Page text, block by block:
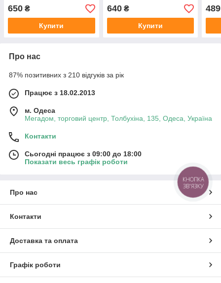
650 ₴
Купити
640₴
Купити
489
Про нас
87% позитивних з 210 відгуків за рік
Працює з 18.02.2013
м. Одеса
Мегадом, торговий центр, Толбухіна, 135, Одеса, Україна
Контакти
Сьогодні працює з 09:00 до 18:00
Показати весь графік роботи
Про нас
Контакти
Доставка та оплата
Графік роботи
КНОПКА
ЗВ'ЯЗКУ